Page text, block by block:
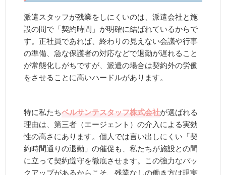
派遣スタッフが残業をしにくいのは、派遣会社と施
設の間で「契約時間」が明確に結ばれているからで
す。正社員であれば、終わりの見えない会議や行事
の準備、急な保護者の対応などで退勤が遅れること
が常態化しがちですが、派遣の場合は契約外の労働
をさせることに高いハードルがあります。
特に私たちベルサンテスタッフ株式会社が選ばれる
理由は、第三者（エージェント）の介入による実効
性の高さにあります。個人では言い出しにくい「契
約時間通りの退勤」の催促も、私たちが施設との間
に立って契約遵守を徹底させます。この強力なバッ
クアップがあるからこそ、残業なしの働き方は現実